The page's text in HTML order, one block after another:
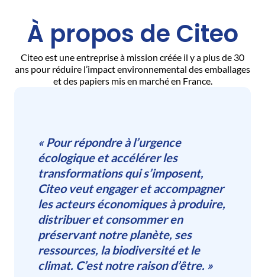
Product Management
Innovation
Société et Consommation
À propos de Citeo
Citeo est une entreprise à mission créée il y a plus de 30
ans pour réduire l’impact environnemental des emballages
et des papiers mis en marché en France.
« Pour répondre à l’urgence
écologique et accélérer les
transformations qui s’imposent,
Citeo veut engager et accompagner
les acteurs économiques à produire,
distribuer et consommer en
préservant notre planète, ses
ressources, la biodiversité et le
climat. C’est notre raison d’être. »